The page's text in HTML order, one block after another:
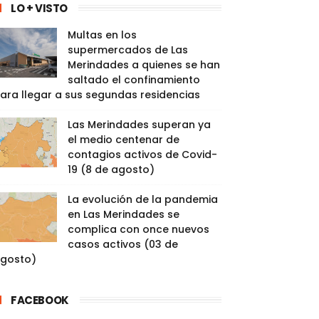
LO + VISTO
Multas en los
supermercados de Las
Merindades a quienes se han
saltado el confinamiento
llegar a sus segundas residencias
Las Merindades superan ya
el medio centenar de
contagios activos de Covid-
19 (8 de agosto)
La evolución de la pandemia
en Las Merindades se
complica con once nuevos
casos activos (03 de
FACEBOOK